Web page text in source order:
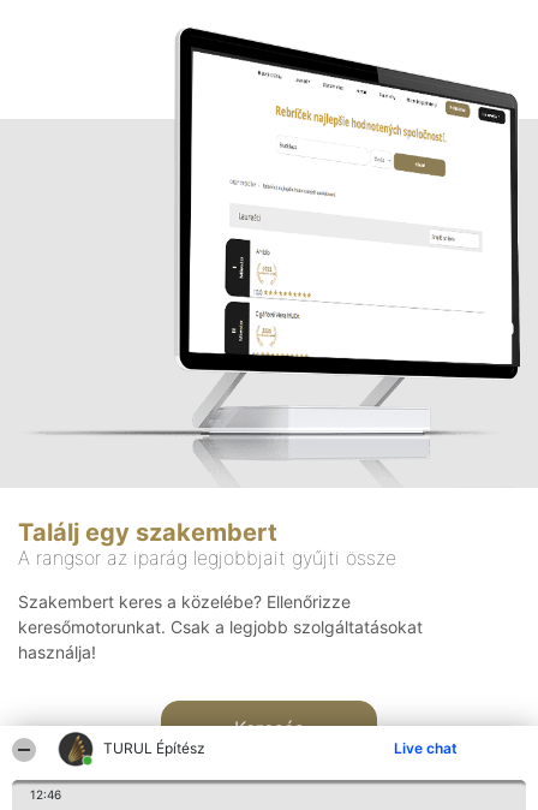
TURUL Építész Live chat
12:46
Találj egy szakembert
A rangsor az iparág legjobbjait gyűjti össze
Szakembert keres a közelébe? Ellenőrizze
keresőmotorunkat. Csak a legjobb szolgáltatásokat
használja!
Keresés